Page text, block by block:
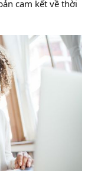
cam kết về thời